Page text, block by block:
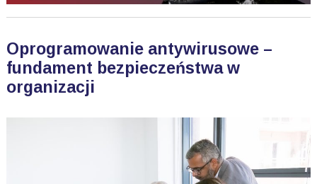
Oprogramowanie antywirusowe –
fundament bezpieczeństwa w
organizacji